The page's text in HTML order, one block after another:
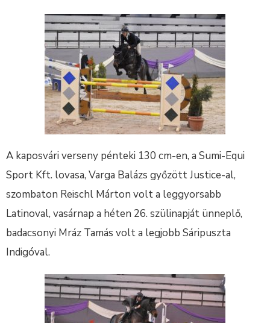
A kaposvári verseny pénteki 130 cm-en, a Sumi-Equi
Sport Kft. lovasa, Varga Balázs győzött Justice-al,
szombaton Reischl Márton volt a leggyorsabb
Latinoval, vasárnap a héten 26. szülinapját ünneplő,
badacsonyi Mráz Tamás volt a legjobb Sáripuszta
Indigóval.